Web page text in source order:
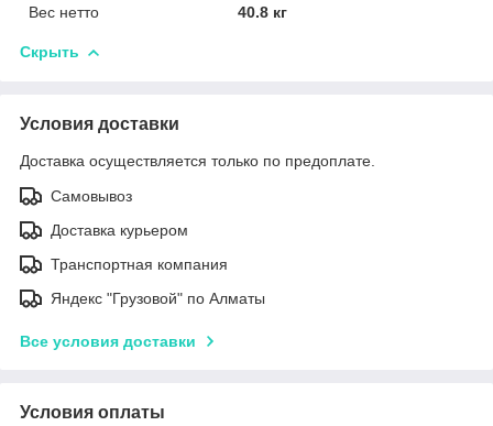
Вес нетто
40.8 кг
Скрыть
Условия доставки
Доставка осуществляется только по предоплате.
Самовывоз
Доставка курьером
Транспортная компания
Яндекс "Грузовой" по Алматы
Все условия доставки
Условия оплаты